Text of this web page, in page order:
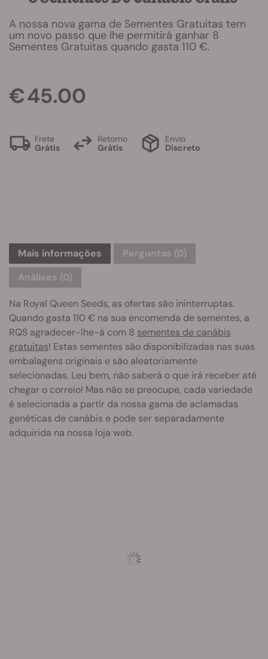
A nossa nova gama de Sementes Gratuitas tem
um novo passo que lhe permitirá ganhar 8
Sementes Gratuitas quando gasta 110 €.
€ 45.00
Frete
Grátis
Retorno
Grátis
Envio
Discreto
Mais informações Perguntas (0)
Análises (0)
Na Royal Queen Seeds, as ofertas são ininterruptas.
Quando gasta 110 € na sua encomenda de sementes, a
RQS agradecer-lhe-á com 8 sementes de canábis
gratuitas! Estas sementes são disponibilizadas nas suas
embalagens originais e são aleatoriamente
selecionadas. Leu bem, não saberá o que irá receber até
chegar o correio! Mas não se preocupe, cada variedade
é selecionada a partir da nossa gama de aclamadas
genéticas de canábis e pode ser separadamente
adquirida na nossa loja web.